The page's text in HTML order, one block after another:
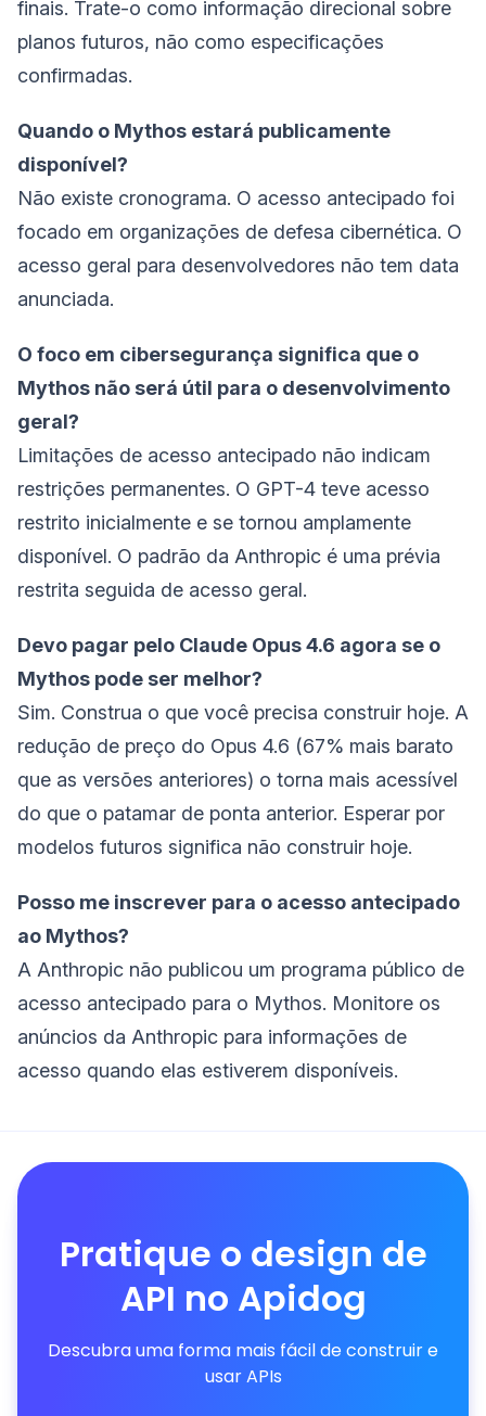
finais. Trate-o como informação direcional sobre
planos futuros, não como especificações
confirmadas.
Quando o Mythos estará publicamente
disponível?
Não existe cronograma. O acesso antecipado foi
focado em organizações de defesa cibernética. O
acesso geral para desenvolvedores não tem data
anunciada.
O foco em cibersegurança significa que o
Mythos não será útil para o desenvolvimento
geral?
Limitações de acesso antecipado não indicam
restrições permanentes. O GPT-4 teve acesso
restrito inicialmente e se tornou amplamente
disponível. O padrão da Anthropic é uma prévia
restrita seguida de acesso geral.
Devo pagar pelo Claude Opus 4.6 agora se o
Mythos pode ser melhor?
Sim. Construa o que você precisa construir hoje. A
redução de preço do Opus 4.6 (67% mais barato
que as versões anteriores) o torna mais acessível
do que o patamar de ponta anterior. Esperar por
modelos futuros significa não construir hoje.
Posso me inscrever para o acesso antecipado
ao Mythos?
A Anthropic não publicou um programa público de
acesso antecipado para o Mythos. Monitore os
anúncios da Anthropic para informações de
acesso quando elas estiverem disponíveis.
Pratique o design de
API no Apidog
Descubra uma forma mais fácil de construir e
usar APIs